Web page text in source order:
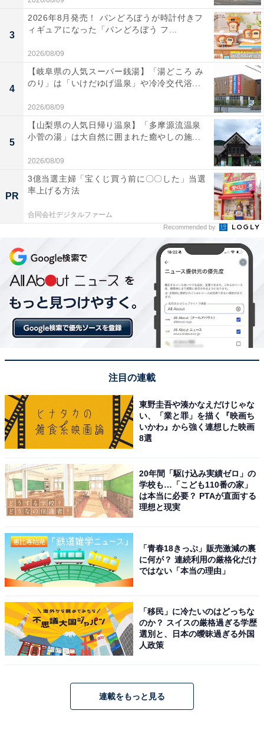
3
2026年8月発売！ パンどろぼうが時計付きフ
ィギュアになった「パンどろぼう フ...
2026/08/09
4
【岐阜県の人気スーパー銭湯】「湯どころ み
のり」は「いけだゆげ温泉」や冷冷交代浴...
2026/08/09
5
【山梨県の人気日帰り温泉】「多摩源流温泉
小菅の湯」は大自然に囲まれた癒やしの施...
2026/08/09
PR
3億当選主婦「宝くじ買う前に〇〇した」当選
率上げる方法
合同会社デジタルファーム
Recommended by
注目の連載
東野圭吾や湊かなえだけじゃな
い、「業と罪」を描く『映画ち
いかわ』から強く連想した映画
8選
20年間「駆け込み実績ゼロ」の
学校も…「こども110番の家」
は本当に必要？ PTAが直面する
理想と現実
「青春18きっぷ」販売激減の裏
に何が？ 連続利用の厳格化だけ
ではない「本当の理由」
「移民」に冷たいのはどっちな
のか？ スイスの厳格過ぎる学歴
選別と、日本の曖昧過ぎる外国
人政策
連載をもっと見る